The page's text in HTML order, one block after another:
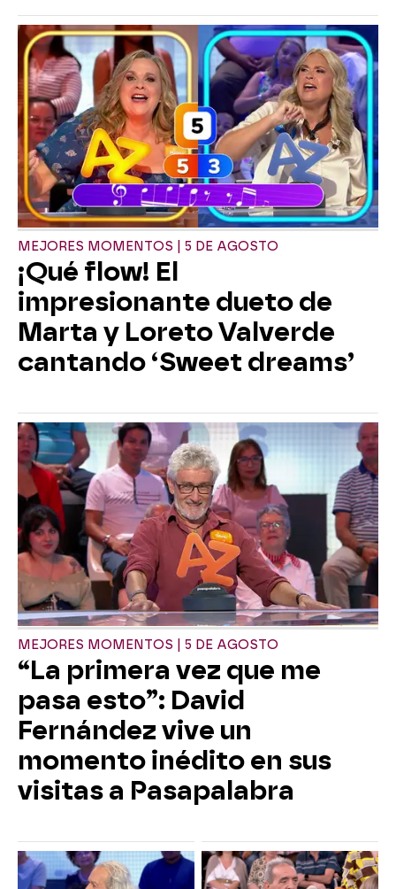
MEJORES MOMENTOS | 5 DE AGOSTO
¡Qué flow! El
impresionante dueto de
Marta y Loreto Valverde
cantando ‘Sweet dreams’
MEJORES MOMENTOS | 5 DE AGOSTO
“La primera vez que me
pasa esto”: David
Fernández vive un
momento inédito en sus
visitas a Pasapalabra